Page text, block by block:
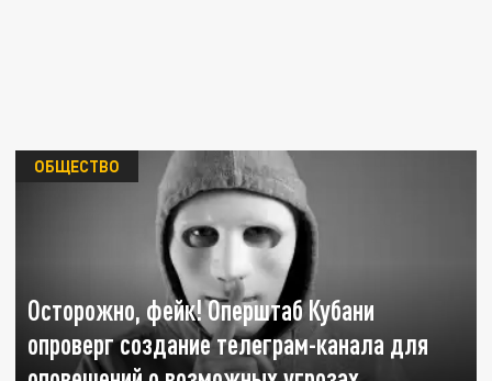
Осторожно, фейк! Оперштаб Кубани
опроверг создание телеграм-канала для
ОБЩЕСТВО